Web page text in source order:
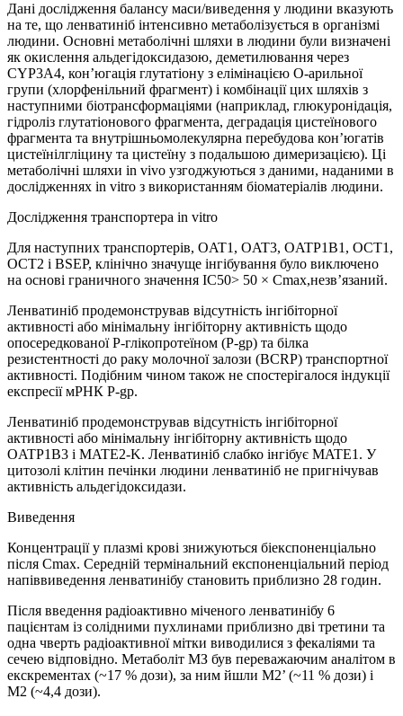
Дані дослідження балансу маси/виведення у людини вказують
на те, що ленватиніб інтенсивно метаболізується в організмі
людини. Основні метаболічні шляхи в людини були визначені
як окислення альдегідоксидазою, деметилювання через
CYP3A4, кон’югація глутатіону з елімінацією O-арильної
групи (хлорфенільний фрагмент) і комбінації цих шляхів з
наступними біотрансформаціями (наприклад, глюкуронідація,
гідроліз глутатіонового фрагмента, деградація цистеїнового
фрагмента та внутрішньомолекулярна перебудова кон’югатів
цистеїнілгліцину та цистеїну з подальшою димеризацією). Ці
метаболічні шляхи in vivo узгоджуються з даними, наданими в
дослідженнях in vitro з використанням біоматеріалів людини.
Дослідження транспортера in vitro
Для наступних транспортерів, OAT1, OAT3, OATP1B1, OCT1,
OCT2 і BSEP, клінічно значуще інгібування було виключено
на основі граничного значення IC50> 50 × Cmax,незв’язаний.
Ленватиніб продемонстрував відсутність інгібіторної
активності або мінімальну інгібіторну активність щодо
опосередкованої P-глікопротеїном (P-gp) та білка
резистентності до раку молочної залози (BCRP) транспортної
активності. Подібним чином також не спостерігалося індукції
експресії мРНК P-gp.
Ленватиніб продемонстрував відсутність інгібіторної
активності або мінімальну інгібіторну активність щодо
OATP1B3 і MATE2-K. Ленватиніб слабко інгібує MATE1. У
цитозолі клітин печінки людини ленватиніб не пригнічував
активність альдегідоксидази.
Виведення
Концентрації у плазмі крові знижуються біекспоненціально
після Cmax. Середній термінальний експоненціальний період
напіввиведення ленватинібу становить приблизно 28 годин.
Після введення радіоактивно міченого ленватинібу 6
пацієнтам із солідними пухлинами приблизно дві третини та
одна чверть радіоактивної мітки виводилися з фекаліями та
сечею відповідно. Метаболіт МЗ був переважаючим аналітом в
екскрементах (~17 % дози), за ним йшли М2’ (~11 % дози) і
М2 (~4,4 дози).